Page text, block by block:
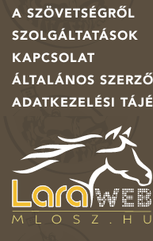
A SZÖVETSÉGRŐL
SZOLGÁLTATÁSOK
KAPCSOLAT
ÁLTALÁNOS
ADATKEZELÉSI